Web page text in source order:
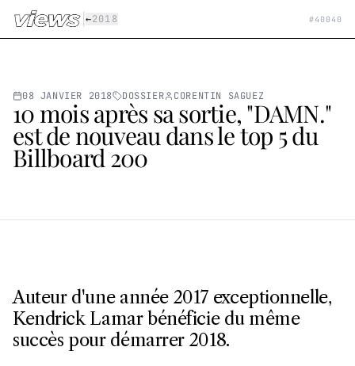
Aller au contenu principal
←2018 # 40040
08 JANVIER 2018 DOSSIER CORENTIN SAGUEZ
10 mois après sa sortie, "DAMN."
est de nouveau dans le top 5 du
Billboard 200
Auteur d'une année 2017 exceptionnelle,
Kendrick Lamar bénéficie du même
succès pour démarrer 2018.